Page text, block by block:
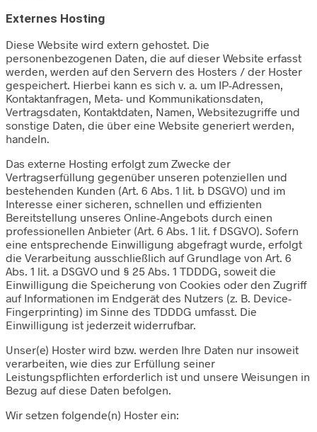
Externes Hosting
Diese Website wird extern gehostet. Die
personenbezogenen Daten, die auf dieser Website erfasst
werden, werden auf den Servern des Hosters / der Hoster
gespeichert. Hierbei kann es sich v. a. um IP-Adressen,
Kontaktanfragen, Meta- und Kommunikationsdaten,
Vertragsdaten, Kontaktdaten, Namen, Websitezugriffe und
sonstige Daten, die über eine Website generiert werden,
handeln.
Das externe Hosting erfolgt zum Zwecke der
Vertragserfüllung gegenüber unseren potenziellen und
bestehenden Kunden (Art. 6 Abs. 1 lit. b DSGVO) und im
Interesse einer sicheren, schnellen und effizienten
Bereitstellung unseres Online-Angebots durch einen
professionellen Anbieter (Art. 6 Abs. 1 lit. f DSGVO). Sofern
eine entsprechende Einwilligung abgefragt wurde, erfolgt
die Verarbeitung ausschließlich auf Grundlage von Art. 6
Abs. 1 lit. a DSGVO und § 25 Abs. 1 TDDDG, soweit die
Einwilligung die Speicherung von Cookies oder den Zugriff
auf Informationen im Endgerät des Nutzers (z. B. Device-
Fingerprinting) im Sinne des TDDDG umfasst. Die
Einwilligung ist jederzeit widerrufbar.
Unser(e) Hoster wird bzw. werden Ihre Daten nur insoweit
verarbeiten, wie dies zur Erfüllung seiner
Leistungspflichten erforderlich ist und unsere Weisungen in
Bezug auf diese Daten befolgen.
Wir setzen folgende(n) Hoster ein: